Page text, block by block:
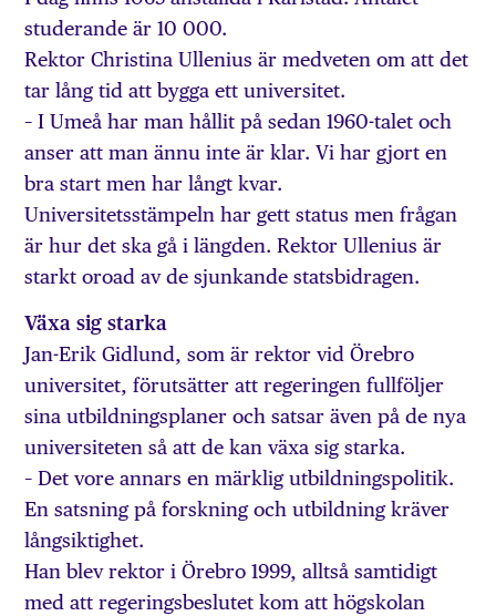
studerande är 10 000.
Rektor Christina Ullenius är medveten om att det
tar lång tid att bygga ett universitet.
– I Umeå har man hållit på sedan 1960-talet och
anser att man ännu inte är klar. Vi har gjort en
bra start men har långt kvar.
Universitetsstämpeln har gett status men frågan
är hur det ska gå i längden. Rektor Ullenius är
starkt oroad av de sjunkande statsbidragen.
Växa sig starka
Jan-Erik Gidlund, som är rektor vid Örebro
universitet, förutsätter att regeringen fullföljer
sina utbildningsplaner och satsar även på de nya
universiteten så att de kan växa sig starka.
– Det vore annars en märklig utbildningspolitik.
En satsning på forskning och utbildning kräver
långsiktighet.
Han blev rektor i Örebro 1999, alltså samtidigt
med att regeringsbeslutet kom att högskolan